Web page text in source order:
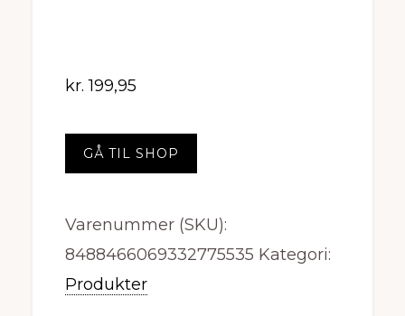
kr. 199,95
GÅ TIL SHOP
Varenummer (SKU):
8488466069332775535 Kategori:
Produkter